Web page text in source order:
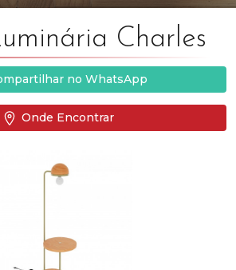
Charles
no WhatsApp
Onde Encontrar